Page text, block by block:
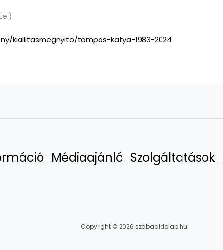
kiallitasmegnyito/tompos-katya-1983-2024
Médiaajánló Szolgáltatások
Copyright © 2026 szabadidolap.hu